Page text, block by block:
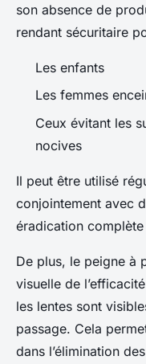
son absence de
rendant sécuritaire
Les enfants
Les femmes
Ceux évitant les
nocives
Il peut être utilisé
conjointement avec
éradication
De plus, le peigne à
visuelle de
les lentes sont
passage. Cela
dans l’élimination